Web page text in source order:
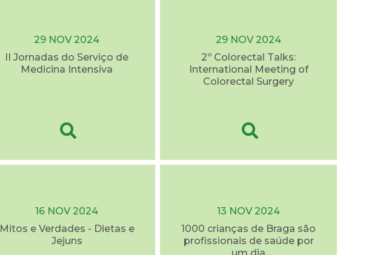
29 NOV 2024
II Jornadas do Serviço de
Medicina Intensiva
29 NOV 2024
2º Colorectal Talks:
International Meeting of
Colorectal Surgery
16 NOV 2024
Mitos e Verdades - Dietas e
Jejuns
13 NOV 2024
1000 crianças de Braga são
profissionais de saúde por